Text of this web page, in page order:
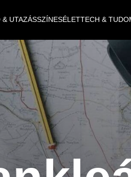
& UTAZÁSSZÍNESÉLETTECH &